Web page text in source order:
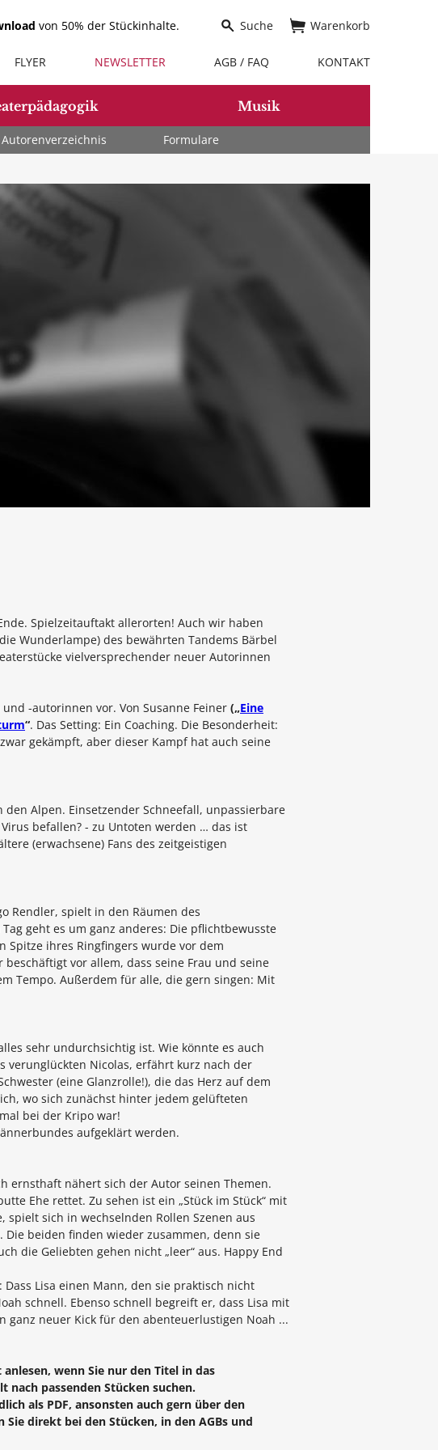
Autorenverzeichnis Formulare
Musik
FLYER NEWSLETTER AGB / FAQ KONTAKT
Warenkorb
Suche
von 50% der Stückinhalte.
Spielzeitauftakt allerorten! Auch wir haben
Wunderlampe) des bewährten Tandems Bärbel
vielversprechender neuer Autorinnen
-autorinnen vor. Von Susanne Feiner („Eine
“. Das Setting: Ein Coaching. Die Besonderheit:
gekämpft, aber dieser Kampf hat auch seine
den Alpen. Einsetzender Schneefall, unpassierbare
befallen? - zu Untoten werden … das ist
(erwachsene) Fans des zeitgeistigen
Rendler, spielt in den Räumen des
geht es um ganz anderes: Die pflichtbewusste
Spitze ihres Ringfingers wurde vor dem
vor allem, dass seine Frau und seine
Tempo. Außerdem für alle, die gern singen: Mit
sehr undurchsichtig ist. Wie könnte es auch
verunglückten Nicolas, erfährt kurz nach der
(eine Glanzrolle!), die das Herz auf dem
wo sich zunächst hinter jedem gelüfteten
bei der Kripo war!
aufgeklärt werden.
ernsthaft nähert sich der Autor seinen Themen.
Ehe rettet. Zu sehen ist ein „Stück im Stück“ mit
sich in wechselnden Rollen Szenen aus
Die beiden finden wieder zusammen, denn sie
die Geliebten gehen nicht „leer“ aus. Happy End
Lisa einen Mann, den sie praktisch nicht
schnell. Ebenso schnell begreift er, dass Lisa mit
ganz neuer Kick für den abenteuerlustigen Noah ...
wenn Sie nur den Titel in das
nach passenden Stücken suchen.
als PDF, ansonsten auch gern über den
direkt bei den Stücken, in den AGBs und